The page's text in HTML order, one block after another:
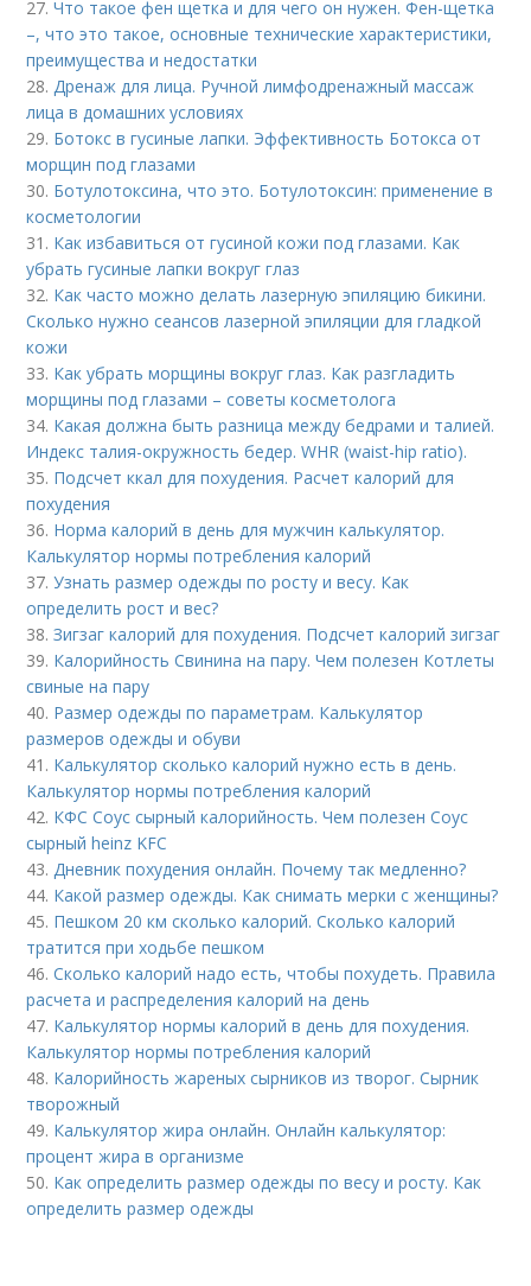
27.Что такое фен щетка и для чего он нужен. Фен-щетка
–, что это такое, основные технические характеристики,
преимущества и недостатки
28. Дренаж для лица. Ручной лимфодренажный массаж
лица в домашних условиях
29. Ботокс в гусиные лапки. Эффективность Ботокса от
морщин под глазами
30. Ботулотоксина, что это. Ботулотоксин: применение в
косметологии
31. Как избавиться от гусиной кожи под глазами. Как
убрать гусиные лапки вокруг глаз
32. Как часто можно делать лазерную эпиляцию бикини.
Сколько нужно сеансов лазерной эпиляции для гладкой
кожи
33. Как убрать морщины вокруг глаз. Как разгладить
морщины под глазами – советы косметолога
34. Какая должна быть разница между бедрами и талией.
Индекс талия-окружность бедер. WHR (waist-hip ratio).
35. Подсчет ккал для похудения. Расчет калорий для
похудения
36. Норма калорий в день для мужчин калькулятор.
Калькулятор нормы потребления калорий
37.Узнать размер одежды по росту и весу. Как
определить рост и вес?
38.Зигзаг калорий для похудения. Подсчет калорий зигзаг
39. Калорийность Свинина на пару. Чем полезен Котлеты
свиные на пару
40. Размер одежды по параметрам. Калькулятор
размеров одежды и обуви
41. Калькулятор сколько калорий нужно есть в день.
Калькулятор нормы потребления калорий
42. КФС Соус сырный калорийность. Чем полезен Соус
сырный heinz KFC
43. Дневник похудения онлайн. Почему так медленно?
44. Какой размер одежды. Как снимать мерки с женщины?
45. Пешком 20 км сколько калорий. Сколько калорий
тратится при ходьбе пешком
46.Сколько калорий надо есть, чтобы похудеть. Правила
расчета и распределения калорий на день
47. Калькулятор нормы калорий в день для похудения.
Калькулятор нормы потребления калорий
48. Калорийность жареных сырников из творог. Сырник
творожный
49. Калькулятор жира онлайн. Онлайн калькулятор:
процент жира в организме
50. Как определить размер одежды по весу и росту. Как
определить размер одежды